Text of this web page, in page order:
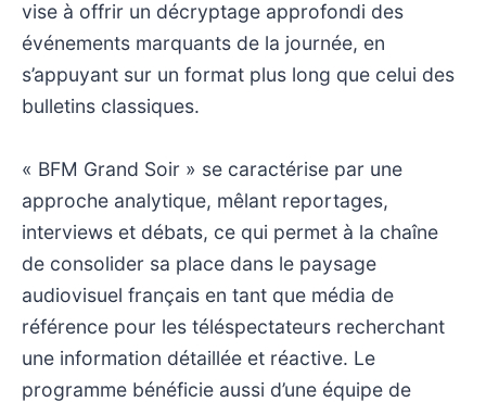
vise à offrir un décryptage approfondi des
événements marquants de la journée, en
s’appuyant sur un format plus long que celui des
bulletins classiques.
« BFM Grand Soir » se caractérise par une
approche analytique, mêlant reportages,
interviews et débats, ce qui permet à la chaîne
de consolider sa place dans le paysage
audiovisuel français en tant que média de
référence pour les téléspectateurs recherchant
une information détaillée et réactive. Le
programme bénéficie aussi d’une équipe de